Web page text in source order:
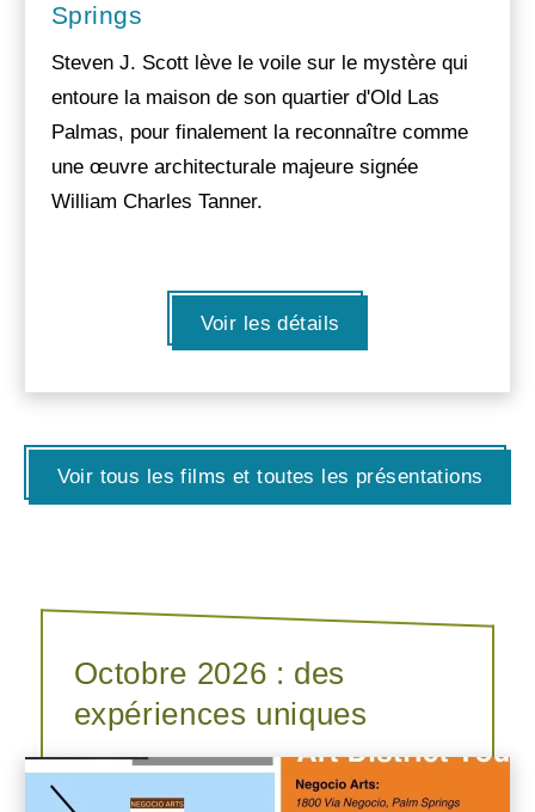
Springs
Steven J. Scott lève le voile sur le mystère qui
entoure la maison de son quartier d'Old Las
Palmas, pour finalement la reconnaître comme
une œuvre architecturale majeure signée
William Charles Tanner.
Voir les détails
Voir tous les films et toutes les présentations
Octobre 2026 : des
expériences uniques